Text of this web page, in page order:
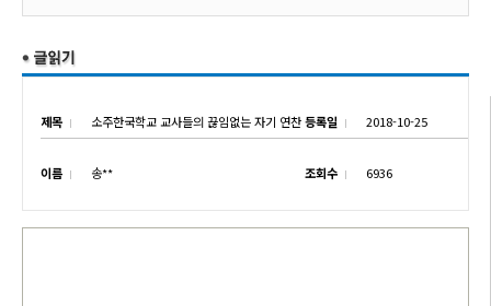
제목 소주한국학교 교사들의 끊임없는 자기 연찬등록일 2018-10-25
이름 송** 조회수 6936